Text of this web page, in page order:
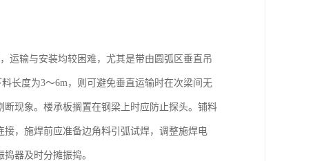
运输与安装均较困难，尤其是带由圆弧区垂直吊
长度为3～6m，则可避免垂直运输时在次梁间无
现象。楼承板搁置在钢梁上时应防止探头。铺料
，施焊前应准备边角料引弧试焊，调整施焊电
器及时分摊振捣。